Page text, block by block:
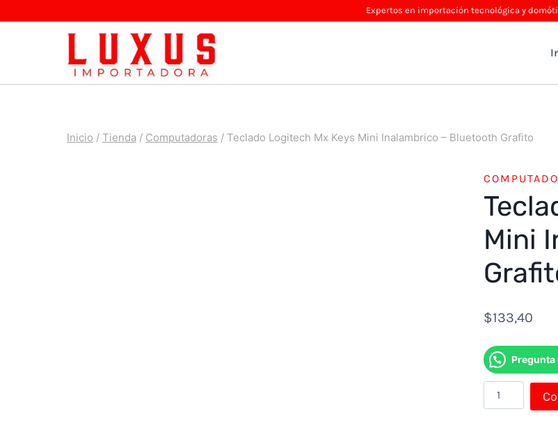
Expertos en importación tecnológica y
Inicio / Tienda / Computadoras / Teclado Logitech Mx Keys Mini Inalambrico – Bluetooth Grafito
Mini
$133,40
Pregunta
Teclado
Logitech